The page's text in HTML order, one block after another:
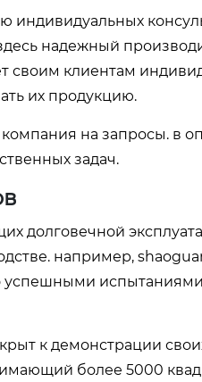
индивидуальных
надежный
своим клиентам
их продукцию.
на запросы. в
задач.
долговечной
например,
успешными
к демонстрации
более 5000